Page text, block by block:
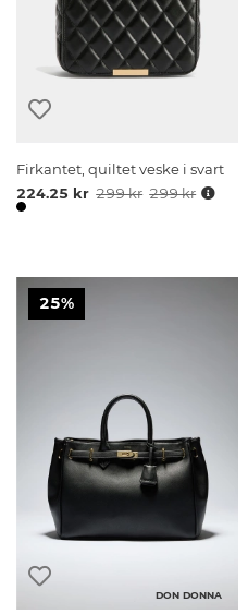
Firkantet, quiltet veske i svart
224.25 kr 299 kr 299 kr
25%
DON DONNA